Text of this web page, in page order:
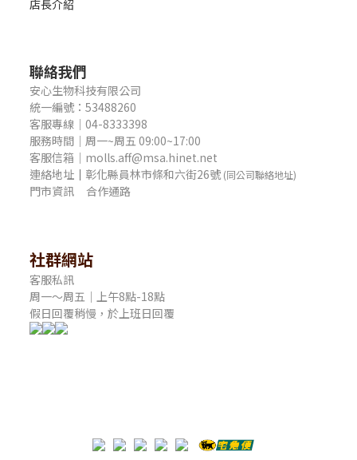
店長介紹
聯絡我們
安心生物科技有限公司
統一編號：53488260
客服專線｜04-8333398
服務時間｜周一~周五 09:00~17:00
客服信箱｜molls.aff@msa.hinet.net
連絡地址 ｜ 彰化縣員林市條和六街26號 (同公司聯絡地址)
門市資訊 合作通路
社群網站
客服私訊
周一～周五｜上午8點-18點
假日回覆稍慢，於上班日回覆